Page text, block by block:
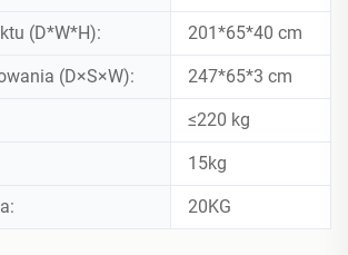
(D*W*H): 201*65*40 cm
(D×S×W): 247*65*3 cm
≤220 kg
15kg
20KG